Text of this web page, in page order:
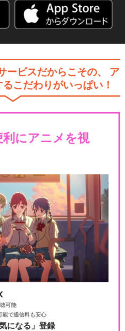
Rimless〜フチナシノセカ
イ〜/IKU
See visionS/川田まみ
ービスだからこその、
ア
こだわりがいっぱい！
利にアニメを視
可能
能で通信料も安心
になる」登録